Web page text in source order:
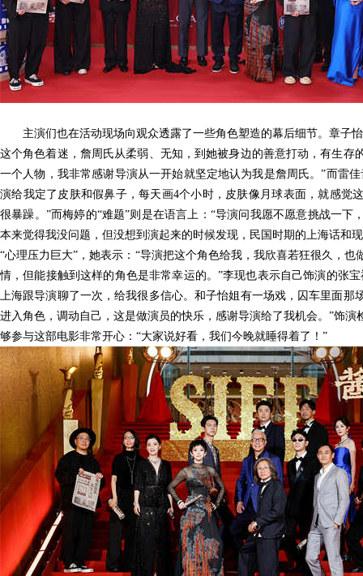
主演们也在活动现场向观众透露了一些角色塑造的幕后细节。章子
这个角色着迷，詹周氏从柔弱、无知，到她被身边的善意打动，有生存
一个人物，我非常感谢导演从一开始就坚定地认为我是詹周氏。”而雷
演给我定了皮肤和假鼻子，每天画4个小时，皮肤像月球表面，就感觉
很暴躁。”而梅婷的“难题”则是在语言上：“导演问我愿不愿意挑战一下
本来觉得我没问题，但没想到演起来的时候发现，民国时期的上海话和
“心理压力巨大” ，她表示： “导演把这个角色给我，我欣喜若狂很久，
情，但能接触到这样的角色是非常幸运的。”李现也表示自己饰演的张
上海跟导演聊了一次，给我很多信心。和子怡姐有一场戏，囚车里面那
进入角色，调动自己，这是做演员的快乐，感谢导演给了我机会。”饰
够参与这部电影非常开心：“大家说好看，我们今晚就睡得着了！”